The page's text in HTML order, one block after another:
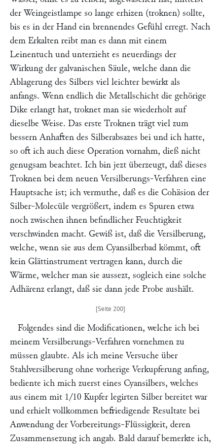
der Weingeistlampe so lange erhizen (troknen) sollte,
bis es in der Hand ein brennendes Gefühl erregt. Nach
dem Erkalten reibt man es dann mit einem
Leinentuch und unterzieht es neuerdings der
Wirkung der galvanischen Säule, welche dann die
Ablagerung des Silbers viel leichter bewirkt als
anfangs. Wenn endlich die Metallschicht die gehörige
Dike erlangt hat, troknet man sie wiederholt auf
dieselbe Weise. Das erste Troknen trägt viel zum
bessern Anhaften des Silberabsazes bei und ich hatte,
so oft ich auch diese Operation vornahm, dieß nicht
genugsam beachtet. Ich bin jezt überzeugt, daß dieses
Troknen bei dem neuen Versilberungs-Verfahren eine
Hauptsache ist; ich vermuthe, daß es die Cohäsion der
Silber-Molecüle vergrößert, indem es Spuren etwa
noch zwischen ihnen befindlicher Feuchtigkeit
verschwinden macht. Gewiß ist, daß die Versilberung,
welche, wenn sie aus dem Cyansilberbad kömmt, oft
kein Glättinstrument vertragen kann, durch die
Wärme, welcher man sie aussezt, sogleich eine solche
Adhärenz erlangt, daß sie dann jede Probe aushält.
Folgendes sind die Modificationen, welche ich bei
meinem Versilberungs-Verfahren vornehmen zu
müssen glaubte. Als ich meine Versuche über
Stahlversilberung ohne vorherige Verkupferung anfing,
bediente ich mich zuerst eines Cyansilbers, welches
aus einem mit 1/10 Kupfer legirten Silber bereitet war
und erhielt vollkommen befriedigende Resultate bei
Anwendung der Vorbereitungs-Flüssigkeit, deren
Zusammensezung ich angab. Bald darauf bemerkte ich,